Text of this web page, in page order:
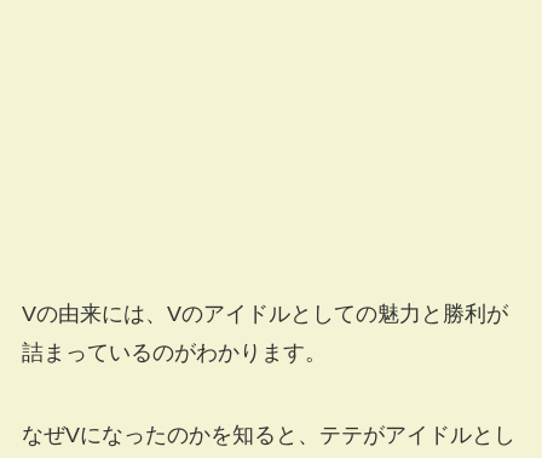
Vの由来には、Vのアイドルとしての魅力と勝利が
詰まっているのがわかります。
なぜVになったのかを知ると、テテがアイドルとし